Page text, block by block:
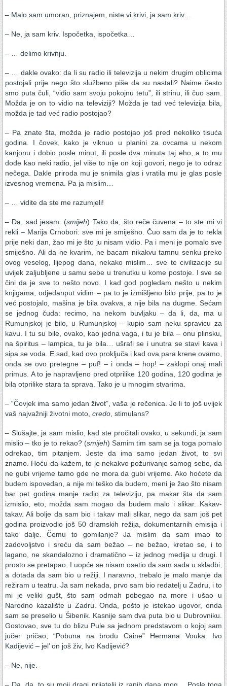
– Malo sam umoran, priznajem, niste vi krivi, ja sam kriv…
– Ne, ja sam kriv. Ispočetka, ispočetka…
– … delimo krivnju.
– … dakle ovako: da li su radio ili televizija u nekim drugim oblicima
postojali prije nego što službeno piše da su nastali? Naime često
smo puta čuli, “vidio sam svoju pokojnu tetu”, ili strinu, ili čuo sam.
Možda je on to vidio na televiziji? Možda je tad već televizija bila,
možda je tad već radio postojao?
– Pa znate šta, možda je radio postojao još pred nekoliko tisuća
godina. I čovek, kako je viknuo u planini za ovcama u nekom
kanjonu i dobio posle minut, ili posle dva minuta taj eho, a to mu
dođe kao neki radio, jel više to nije on koji govori, nego je to odraz
nečega. Dakle priroda mu je snimila glas i vratila mu je glas posle
izvesnog vremena. Pa ja mislim…
– … vidite da ste me razumjeli!
– Da, sad jesam. (smijeh) Tako da, što reče čuvena – to ste mi vi
rekli – Marija Crnobori: sve mi je smiješno. Čuo sam da je to rekla
prije neki dan, žao mi je što ju nisam vidio. Pa i meni je pomalo sve
smiješno. Ali da ne kvarim, ne bacam nikakvu tamnu senku preko
ovog veselog, lijepog dana, nekako mislim… sve te civilizacije su
uvijek zaljubljene u samu sebe u trenutku u kome postoje. I sve se
čini da je sve to nešto novo. I kad god pogledam nešto u nekim
knjigama, odjedanput vidim – pa to je izmišljeno bilo prije, pa to je
već postojalo, mašina je bila ovakva, a nije bila na dugme. Sećam
se jednog čuda: recimo, na nekom buvljaku – da li, da, ma u
Rumunjskoj je bilo, u Rumunjskoj – kupio sam neku spravicu za
kavu. I tu su bile, ovako, kao jedna vaga, i tu je bila – onu plinsku,
na špiritus – lampica, tu je bila… ušrafi se i unutra se stavi kava i
sipa se voda. E sad, kad ovo proključa i kad ova para krene ovamo,
onda se ovo pretegne – puf! – i onda – hop! – zaklopi onaj mali
primus. A to je napravljeno pred otprilike 120 godina, 120 godina je
bila otprilike stara ta sprava. Tako je u mnogim stvarima.
– “Čovjek ima samo jedan život”, vaša je rečenica. Je li to još uvijek
vaš najvažniji životni moto, credo , stimulans?
– Slušajte, ja sam mislio, kad ste pročitali ovako, u sekundi, ja sam
mislio – tko je to rekao? (smijeh) Samim tim sam se ja toga pomalo
odrekao, tim pitanjem. Jeste da ima samo jedan život, to svi
znamo. Hoću da kažem, to je nekakvo požurivanje samog sebe, da
ne gubi vrijeme tamo gde ne mora da gubi vrijeme. Ako hoćete da
budem ispovedan, a nije mi teško da budem, meni je žao što nisam
bar pet godina manje radio za televiziju, pa makar šta da sam
izmislio, eto, možda sam mogao da budem malo i slikar. Kakav-
takav. Ali bolje da sam bio i takav mali slikar, nego da sam još pet
godina proizvodio još 50 dramskih režija, dokumentarnih emisija i
tako dalje. Čemu to gomilanje? Ja mislim da sam imao to
zadovoljstvo i sreću da sam bežao – ne bežao, kretao se, i to
lagano, ne skandalozno i dramatično – iz jednog medija u drugi. I
prosto se pretapao. I uopće se nisam osetio da sam sada u skladbi,
a dotada da sam bio u režiji. I naravno, trebalo je malo manje da
režiram u teatru. Ja sam nekada, prvo sam bio redatelj u Zadru, i to
mi je veliki gušt, što sam odmah pobegao na more i ušao u
Narodno kazalište u Zadru. Onda, pošto je istekao ugovor, onda
sam se preselio u Šibenik. Kasnije sam dva puta bio u Dubrovniku.
Gostovao, sve tu do blizu Pule sa jednom predstavom o kojoj sam
jučer pričao, “Pobuna na brodu Caine” Hermana Vouka. Ivo
Kadijević – jel’ on još živ, Ivo Kadijević?
– Ne, nije.